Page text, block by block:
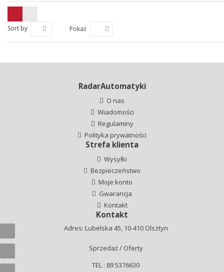
Sort by Pokaż
RadarAutomatyki
O nas
Wiadomości
Regulaminy
Polityka prywatności
Strefa klienta
Wysyłki
Bezpieczeństwo
Moje konto
Gwarancja
Kontakt
Kontakt
Adres: Lubelska 45, 10-410 Olsztyn
Sprzedaż / Oferty
TEL : 89 5376630